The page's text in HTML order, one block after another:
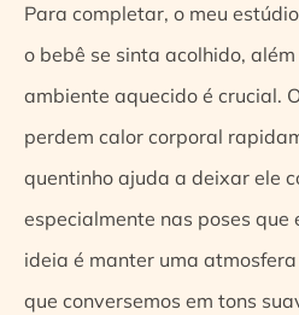
Para completar, o meu
o bebê se sinta acolhido,
ambiente aquecido é crucial.
perdem calor corporal
quentinho ajuda a deixar ele
especialmente nas poses que
ideia é manter uma
que conversemos em tons